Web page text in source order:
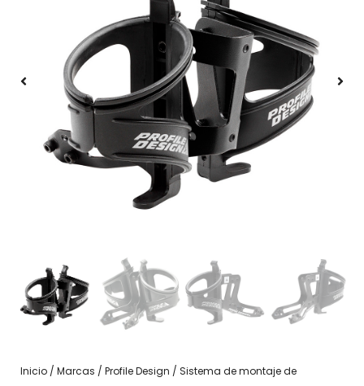
Inicio / Marcas / Profile Design / Sistema de montaje de